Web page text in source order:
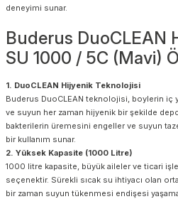
deneyimi sunar.
Buderus DuoCLEAN
SU 1000 / 5C (Mavi)
1. DuoCLEAN Hijyenik Teknolojisi
Buderus DuoCLEAN teknolojisi, boylerin iç
ve suyun her zaman hijyenik bir şekilde
bakterilerin üremesini engeller ve suyun
bir kullanım sunar.
2. Yüksek Kapasite (1000 Litre)
1000 litre kapasite, büyük aileler ve ticari
seçenektir. Sürekli sıcak su ihtiyacı olan
bir zaman suyun tükenmesi endişesi